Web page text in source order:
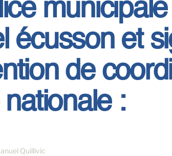
écusson et
de
:
Quillivic